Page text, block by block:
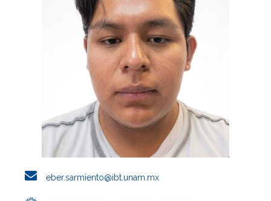
eber.sarmiento@ibt.unam.mx